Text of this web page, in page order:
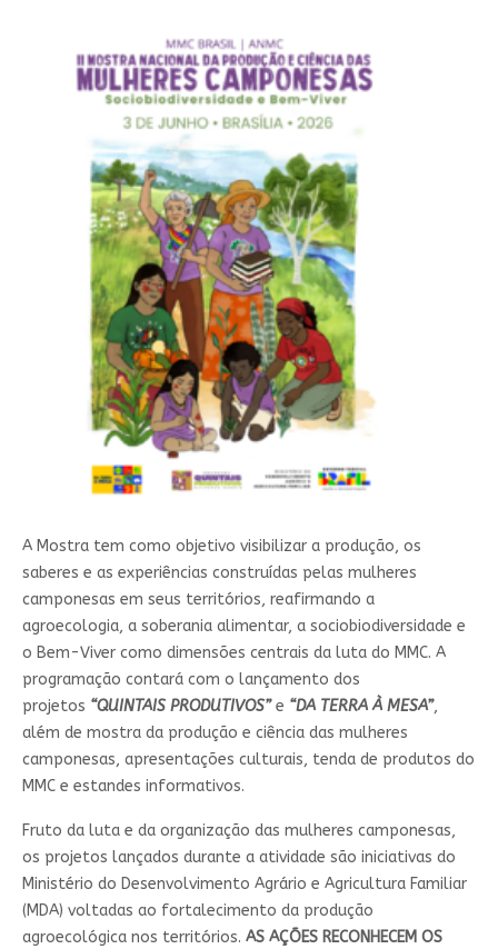
A Mostra tem como objetivo visibilizar a produção, os
saberes e as experiências construídas pelas mulheres
camponesas em seus territórios, reafirmando a
agroecologia, a soberania alimentar, a sociobiodiversidade e
o Bem-Viver como dimensões centrais da luta do MMC. A
programação contará com o lançamento dos
projetos “QUINTAIS PRODUTIVOS”e “DA TERRA À MESA”,
além de mostra da produção e ciência das mulheres
camponesas, apresentações culturais, tenda de produtos do
MMC e estandes informativos.
Fruto da luta e da organização das mulheres camponesas,
os projetos lançados durante a atividade são iniciativas do
Ministério do Desenvolvimento Agrário e Agricultura Familiar
(MDA) voltadas ao fortalecimento da produção
agroecológica nos territórios. AS AÇÕES RECONHECEM OS